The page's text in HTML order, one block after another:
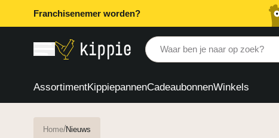
Franchisenemer worden?
Waar ben je naar op zoek?
AssortimentKippiepannenCadeaubonnenWinkels
Home/Nieuws